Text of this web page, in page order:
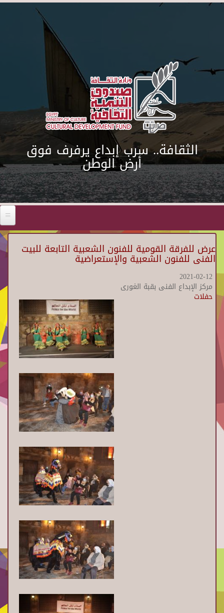
Skip to main content
الثقافة.. سرب إبداع يرفرف فوق
أرض الوطن
عرض للفرقة القومية للفنون الشعبية التابعة للبيت
الفنى للفنون الشعبية والإستعراضية
2021-02-12
مركز الإبداع الفنى بقبة الغورى
حفلات